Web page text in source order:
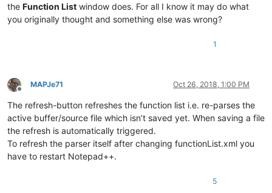
the Function List window does. For all I know it may do what
you originally thought and something else was wrong?
1
Offline
MAPJe71 Oct 26, 2018, 1:00 PM
The refresh-button refreshes the function list i.e. re-parses the
active buffer/source file which isn’t saved yet. When saving a file
the refresh is automatically triggered.
To refresh the parser itself after changing functionList.xml you
have to restart Notepad++.
5